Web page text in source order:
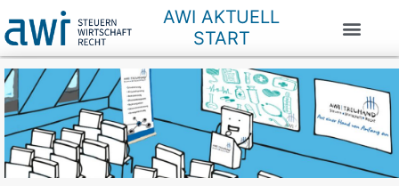
AWI AKTUELL
START